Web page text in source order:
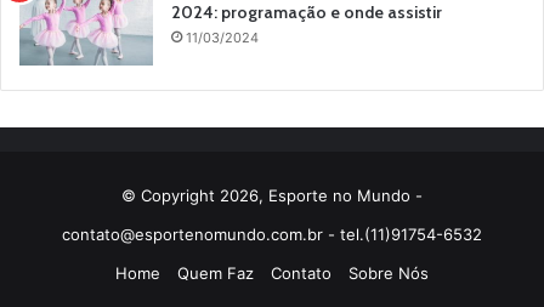
2024: programação e onde assistir
11/03/2024
© Copyright 2026, Esporte no Mundo -
contato@esportenomundo.com.br - tel.(11)91754-6532
Home
Quem Faz Contato Sobre Nós